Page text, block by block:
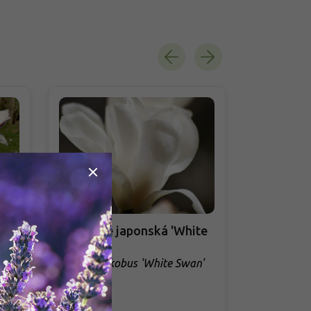
Magnolie japonská 'White
Swan'
Magnolia kobus 'White Swan'
Skladem